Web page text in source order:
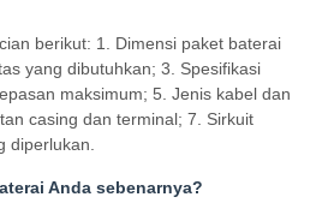
berikut: 1. Dimensi paket baterai
yang dibutuhkan; 3. Spesifikasi
maksimum; 5. Jenis kabel dan
casing dan terminal; 7. Sirkuit
diperlukan.
Anda sebenarnya?